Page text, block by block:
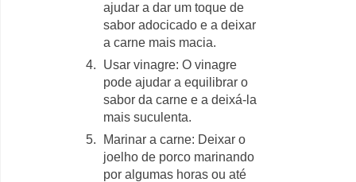
ajudar a dar um toque de
sabor adocicado e a deixar
a carne mais macia.
Usar vinagre: O vinagre
pode ajudar a equilibrar o
sabor da carne e a deixá-la
mais suculenta.
Marinar a carne: Deixar o
joelho de porco marinando
por algumas horas ou até